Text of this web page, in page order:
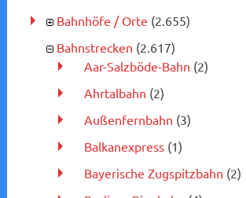
Bahnhöfe / Orte (2.655)
Bahnstrecken (2.617)
Aar-Salzböde-Bahn (2)
Ahrtalbahn (2)
Außenfernbahn (3)
Balkanexpress(1)
Bayerische Zugspitzbahn (2)